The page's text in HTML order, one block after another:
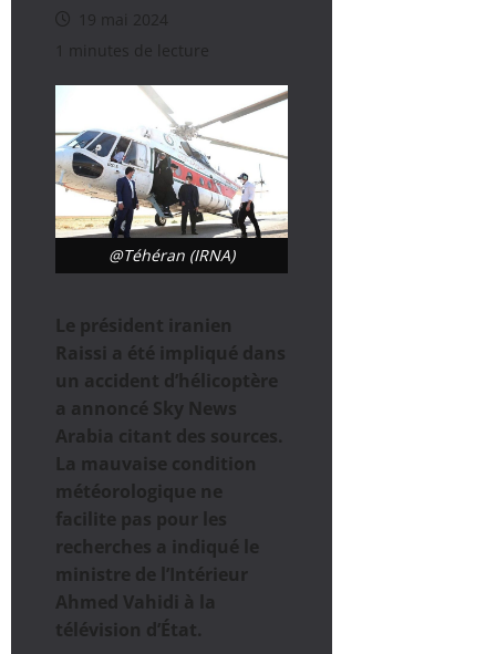
19 mai 2024
1 minutes de lecture
@Téhéran (IRNA)
Le président iranien
Raissi a été impliqué dans
un accident d’hélicoptère
a annoncé Sky News
Arabia citant des sources.
La mauvaise condition
météorologique ne
facilite pas pour les
recherches a indiqué le
ministre de l’Intérieur
Ahmed Vahidi à la
télévision d’État.